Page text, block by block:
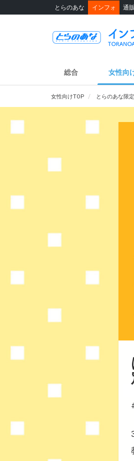
とらのあな インフォ 通販
総合 女性向
女性向けTOP とらのあな限